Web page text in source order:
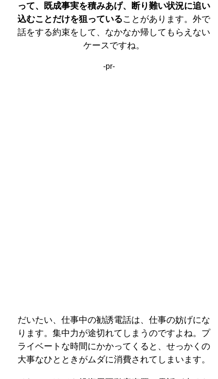
って、既成事実を積みあげ、断り難い状況に追い
込むことだけを狙っていることがあります。外で
話をする約束をして、なかなか帰してもらえない
ケースですね。
-pr-
だいたい、仕事中の勧誘電話は、仕事の妨げにな
ります。集中力が途切れてしまうのですよね。プ
ライベートな時間にかかってくると、せっかくの
大事なひとときがムダに消費されてしまいます。